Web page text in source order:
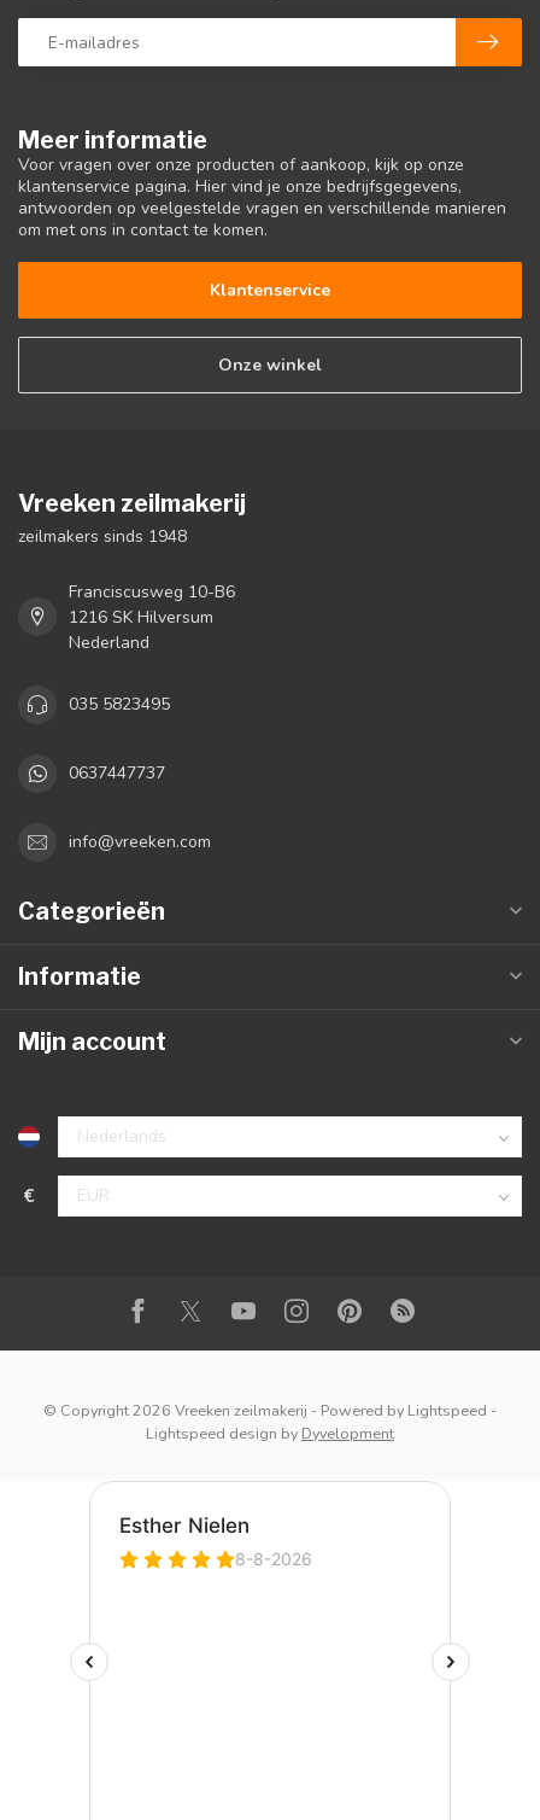
Meer informatie
Voor vragen over onze producten of aankoop, kijk op onze
klantenservice pagina. Hier vind je onze bedrijfsgegevens,
antwoorden op veelgestelde vragen en verschillende manieren
om met ons in contact te komen.
Klantenservice
Onze winkel
Vreeken zeilmakerij
zeilmakers sinds 1948
Franciscusweg 10-B6
1216 SK Hilversum
Nederland
035 5823495
0637447737
info@vreeken.com
Categorieën
Informatie
Mijn account
€
© Copyright 2026 Vreeken zeilmakerij - Powered by Lightspeed -
Lightspeed design by Dyvelopment